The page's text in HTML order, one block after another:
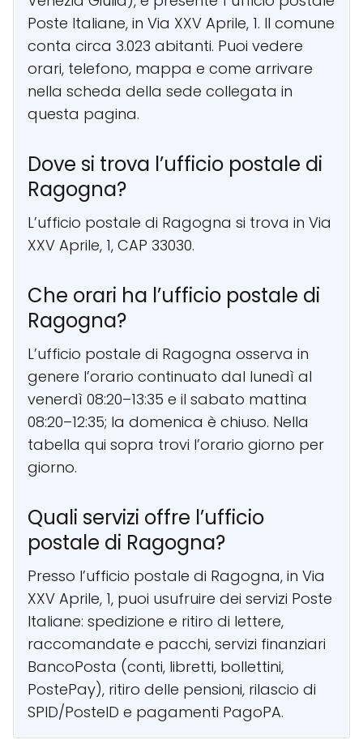
Poste Italiane, in Via XXV Aprile, 1. Il comune
conta circa 3.023 abitanti. Puoi vedere
orari, telefono, mappa e come arrivare
nella scheda della sede collegata in
questa pagina.
Dove si trova l’ufficio postale di
Ragogna?
L’ufficio postale di Ragogna si trova in Via
XXV Aprile, 1, CAP 33030.
Che orari ha l’ufficio postale di
Ragogna?
L’ufficio postale di Ragogna osserva in
genere l’orario continuato dal lunedì al
venerdì 08:20–13:35 e il sabato mattina
08:20–12:35; la domenica è chiuso. Nella
tabella qui sopra trovi l’orario giorno per
giorno.
Quali servizi offre l’ufficio
postale di Ragogna?
Presso l’ufficio postale di Ragogna, in Via
XXV Aprile, 1, puoi usufruire dei servizi Poste
Italiane: spedizione e ritiro di lettere,
raccomandate e pacchi, servizi finanziari
BancoPosta (conti, libretti, bollettini,
PostePay), ritiro delle pensioni, rilascio di
SPID/PosteID e pagamenti PagoPA.